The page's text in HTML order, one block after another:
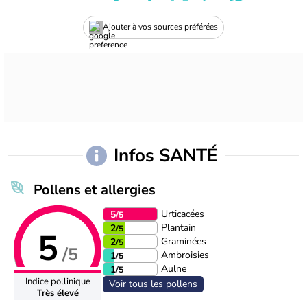
Ajouter à vos sources préférées
Infos SANTÉ
Pollens et allergies
5 /5
Indice pollinique
Très élevé
5/5
Urticacées
2/5
Plantain
2/5
Graminées
1/5
Ambroisies
1/5
Aulne
Voir tous les pollens